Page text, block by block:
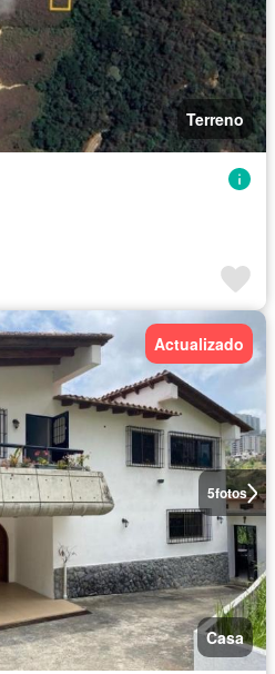
Terreno
5fotos
Actualizado
Casa